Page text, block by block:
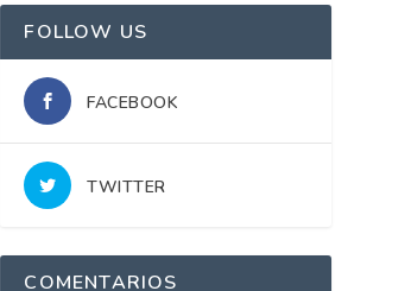
FOLLOW US
FACEBOOK
TWITTER
COMENTARIOS